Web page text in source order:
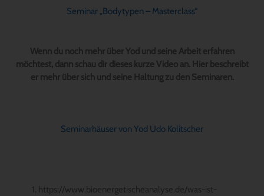
Seminar „Bodytypen – Masterclass“
Wenn du noch mehr über Yod und seine Arbeit erfahren
möchtest, dann schau dir dieses kurze Video an. Hier beschreibt
er mehr über sich und seine Haltung zu den Seminaren.
Seminarhäuser von Yod Udo Kolitscher
https://www.bioenergetischeanalyse.de/was-ist-